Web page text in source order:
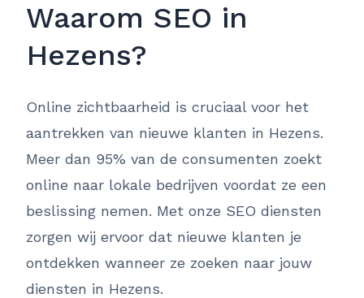
Waarom SEO in
Hezens?
Online zichtbaarheid is cruciaal voor het
aantrekken van nieuwe klanten in Hezens.
Meer dan 95% van de consumenten zoekt
online naar lokale bedrijven voordat ze een
beslissing nemen. Met onze SEO diensten
zorgen wij ervoor dat nieuwe klanten je
ontdekken wanneer ze zoeken naar jouw
diensten in Hezens.